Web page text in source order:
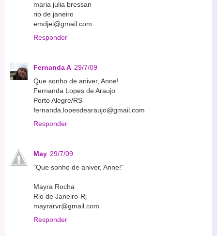
maria julia bressan
rio de janeiro
emdjei@gmail.com
Responder
Fernanda A 29/7/09
Que sonho de aniver, Anne!
Fernanda Lopes de Araujo
Porto Alegre/RS
fernanda.lopesdearaujo@gmail.com
Responder
May 29/7/09
"Que sonho de aniver, Anne!"
Mayra Rocha
Rio de Janeiro-Rj
mayrarvr@gmail.com
Responder